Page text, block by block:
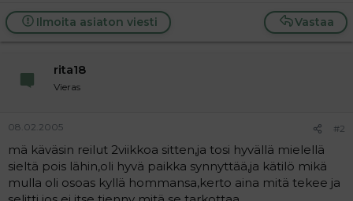
l
o
i
t
a
e
s
t
Vastaa
Ilmoita asiaton viesti
rita18
Vieras
08.02.2005 #2
mä käväsin reilut 2viikkoa sitten,ja tosi hyvällä mielellä
sieltä pois lähin,oli hyvä paikka synnyttää,ja kätilö mikä
mulla oli osoas kyllä hommansa,kerto aina mitä tekee ja